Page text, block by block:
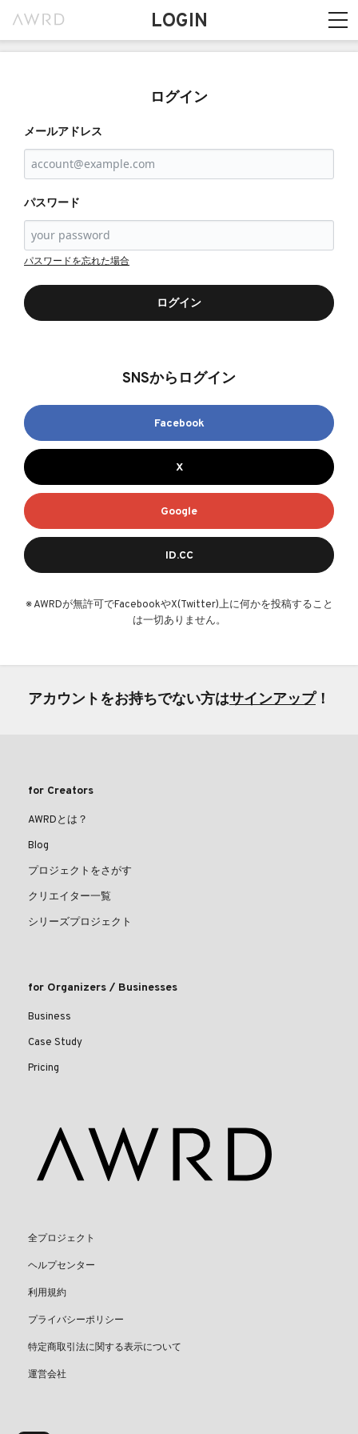
LOGIN
ログイン
メールアドレス
パスワード
パスワードを忘れた場合
ログイン
SNSからログイン
Facebook
X
Google
ID.CC
※ AWRDが無許可でFacebookやX(Twitter)上に何かを投稿すること
は一切ありません。
アカウントをお持ちでない方はサインアップ！
for Creators
AWRDとは？
Blog
プロジェクトをさがす
クリエイター一覧
シリーズプロジェクト
for Organizers / Businesses
Business
Case Study
Pricing
全プロジェクト
ヘルプセンター
利用規約
プライバシーポリシー
特定商取引法に関する表示について
運営会社